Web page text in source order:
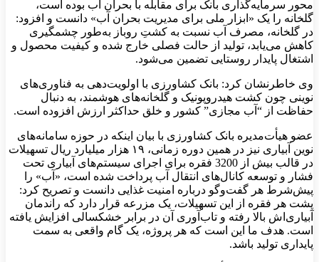
محور سرمایه‌گذاری بانک برای مقابله با بحران آب بوده است،
گلخانه را یک «ابزار ملی برای مدیریت بحران آب» دانست و افزود:
در گلخانه، مصرف آب نسبت به کشتِ روباز به‌طور چشمگیری
کاهش می‌یابد، تولید از حالت فصلی خارج شده و کیفیت محصول و
اشتغال پایدار روستایی تضمین می‌شود.
وی خاطرنشان کرد: بانک کشاورزی با اولویت‌دهی به فناوری‌های
نوینی چون کشت هیدروپونیک و گلخانه‌های هوشمند، به دنبال
حفاظت از “آب مجازی” کشور و خلق حداکثر ارزش افزوده است.
عضو هیأت‌مدیره بانک کشاورزی با بیان اینکه در حوزه سامانه‌های
نوین آبیاری نیز در همین دوره زمانی، ۱۹ هزار میلیارد ریال تسهیلات
در قالب بیش از 3200 فقره برای اجرای سیستم‌های آبیاری تحت
فشار و توسعه کانال‌های انتقال آب پرداخت شده است، «آب» را
پیش‌شرط هر گفت‌وگو درباره امنیت غذایی دانست و تصریح کرد:
پشت هر فقره از این تسهیلات، یک مزرعه قرار دارد که راندمان
آبیاری‌اش بالا رفته و تاب‌آوری آن در برابر خشکسالی افزایش یافته
است. هدف ما این است که هر پروژه، یک گام واقعی به سمت
پایداری تولید باشد.